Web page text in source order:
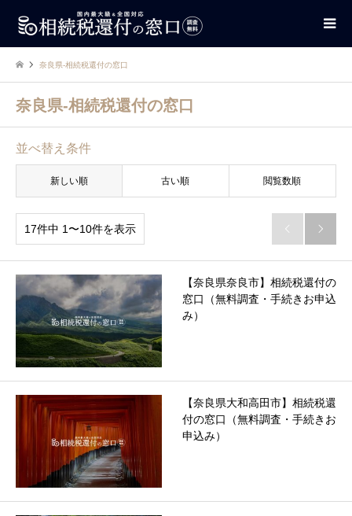
奈良県-相続税還付の窓口
奈良県-相続税還付の窓口
並べ替え条件
新しい順 古い順 閲覧数順
17件中 1〜10件を表示  
【奈良県奈良市】相続税還付の
窓口（無料調査・手続きお申込
み）
【奈良県大和高田市】相続税還
付の窓口（無料調査・手続きお
申込み）